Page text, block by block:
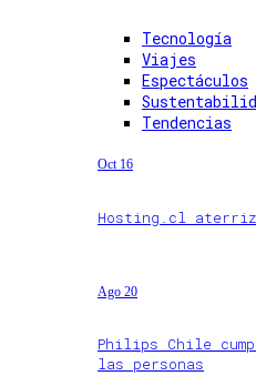
Tecnología
Viajes
Espectáculos
Tendencias
Oct 16
Hosting.cl
Ago 20
Philips Chile
las personas